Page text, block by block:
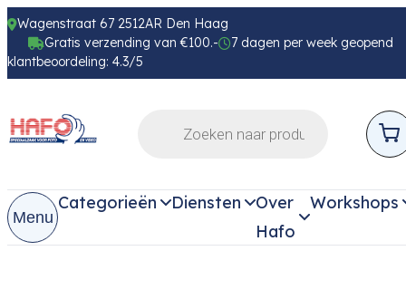
Wagenstraat 67 2512AR Den Haag
Gratis verzending van €100.-
7 dagen per week geopend
klantbeoordeling: 4.3/5
Menu
Categorieën Diensten
Over
Hafo
Workshops